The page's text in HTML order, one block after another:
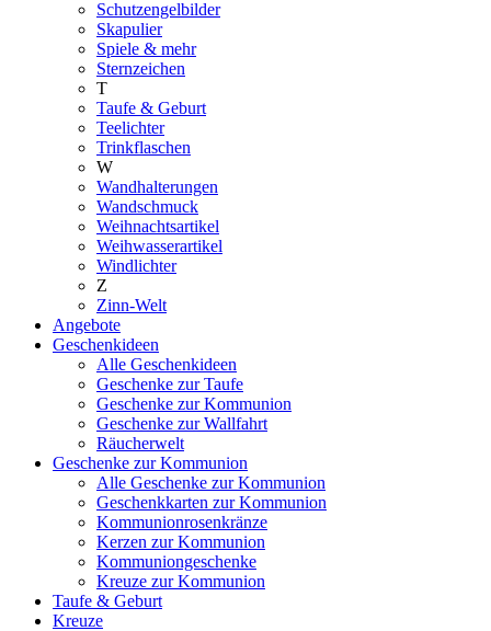
Schutzengelbilder
Skapulier
Spiele & mehr
Sternzeichen
T
Taufe & Geburt
Teelichter
Trinkflaschen
W
Wandhalterungen
Wandschmuck
Weihnachtsartikel
Weihwasserartikel
Windlichter
Z
Zinn-Welt
Angebote
Geschenkideen
Alle Geschenkideen
Geschenke zur Taufe
Geschenke zur Kommunion
Geschenke zur Wallfahrt
Räucherwelt
Geschenke zur Kommunion
Alle Geschenke zur Kommunion
Geschenkkarten zur Kommunion
Kommunionrosenkränze
Kerzen zur Kommunion
Kommuniongeschenke
Kreuze zur Kommunion
Taufe & Geburt
Kreuze